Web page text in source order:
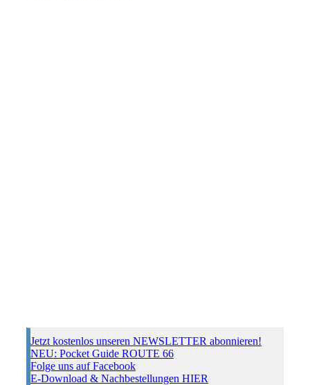
Jetzt kostenlos unseren NEWSLETTER abonnieren!
NEU: Pocket Guide ROUTE 66
Folge uns auf Facebook
E-Download & Nachbestellungen HIER